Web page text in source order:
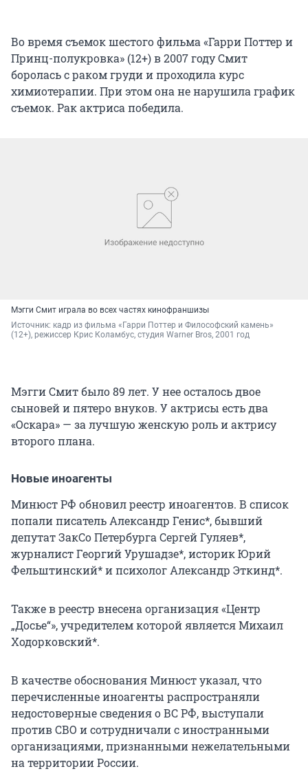
Во время съемок шестого фильма «Гарри Поттер и
Принц-полукровка» (12+) в 2007 году Смит
боролась с раком груди и проходила курс
химиотерапии. При этом она не нарушила график
съемок. Рак актриса победила.
Мэгги Смит играла во всех частях кинофраншизы
Источник: кадр из фильма «Гарри Поттер и Философский камень»
(12+), режиссер Крис Коламбус, студия Warner Bros, 2001 год
Мэгги Смит было 89 лет. У нее осталось двое
сыновей и пятеро внуков. У актрисы есть два
«Оскара» — за лучшую женскую роль и актрису
второго плана.
Новые иноагенты
Минюст РФ обновил реестр иноагентов. В список
попали писатель Александр Генис*, бывший
депутат ЗакСо Петербурга Сергей Гуляев*,
журналист Георгий Урушадзе*, историк Юрий
Фельштинский* и психолог Александр Эткинд*.
Также в реестр внесена организация «Центр
„Досье“», учредителем которой является Михаил
Ходорковский*.
В качестве обоснования Минюст указал, что
перечисленные иноагенты распространяли
недостоверные сведения о ВС РФ, выступали
против СВО и сотрудничали с иностранными
организациями, признанными нежелательными
на территории России.